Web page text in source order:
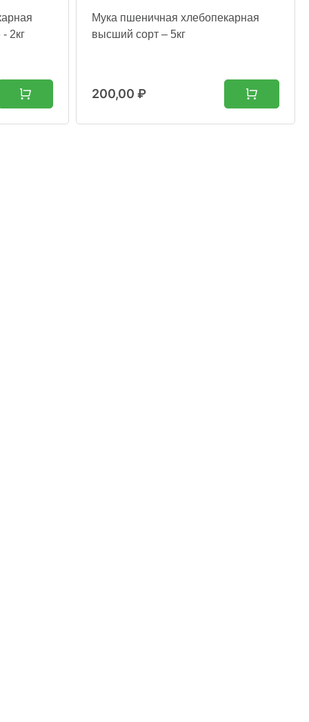
2кг
Мука пшеничная хлебопекарная
высший сорт – 5кг
200,00 ₽